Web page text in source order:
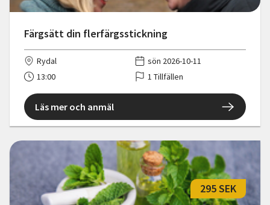
Färgsätt din flerfärgsstickning
Rydal
sön 2026-10-11
13:00
1 Tillfällen
Läs mer och anmäl
295 SEK